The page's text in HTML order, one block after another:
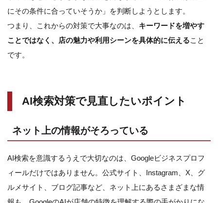
にその条件に合っていそうか」を判断しようとします。
つまり、これからの対策で大事なのは、 キーワードを増やす
ことではなく、店の魅力や利用シーンを具体的に伝えること
です。
AI検索対策で見直したいポイント
ネット上の情報がそろっている
AI検索を意識するうえで大切なのは、Googleビジネスプロフ
ィールだけではありません。公式サイト、Instagram、X、グ
ルメサイト、ブログ記事など、ネット上にあるさまざまな情